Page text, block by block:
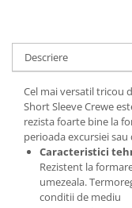
Descriere
Cel mai versatil tricou
Short Sleeve Crewe
rezista foarte bine la
perioada excursiei
Caracteristici
Rezistent la
umezeala.
conditii de mediu